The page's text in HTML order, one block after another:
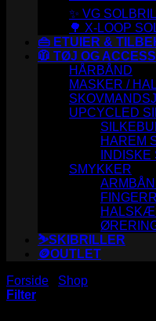
✨ VG
🌳 X-LOOP
👜 ETUIER &
🧥 TØJ OG
HÅRBÅND
MASKER /
UPCYCLED
HAREM
SMYKKER
⛷️SKIBRILLER
🪙OUTLET
Forside
Shop
Filter